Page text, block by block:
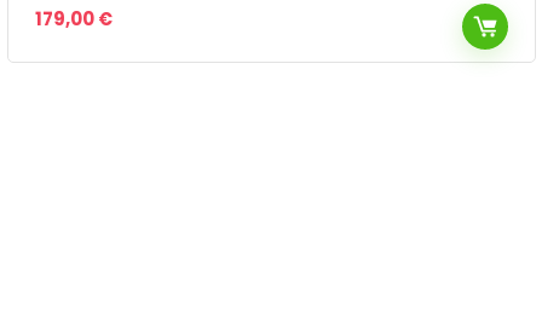
179,00€